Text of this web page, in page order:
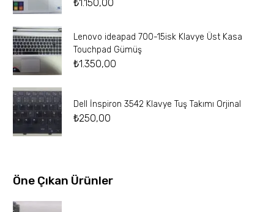
₺1.150,00
Lenovo ideapad 700-15isk Klavye Üst Kasa
Touchpad Gümüş
₺1.350,00
Dell İnspiron 3542 Klavye Tuş Takımı Orjinal
₺250,00
Öne Çıkan Ürünler